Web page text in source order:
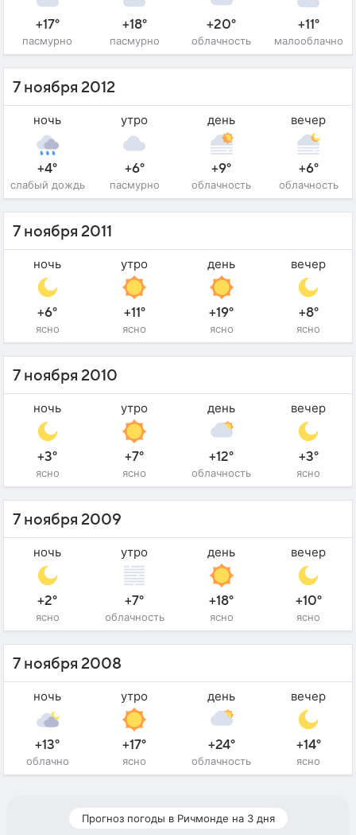
+17°
пасмурно
+18°
пасмурно
+20°
облачность
+11°
малооблачно
7 ноября 2012
ночь
+4°
слабый дождь
утро
+6°
пасмурно
день
+9°
облачность
вечер
+6°
облачность
7 ноября 2011
ночь
+6°
ясно
утро
+11°
ясно
день
+19°
ясно
вечер
+8°
ясно
7 ноября 2010
ночь
+3°
ясно
утро
+7°
ясно
день
+12°
облачность
вечер
+3°
ясно
7 ноября 2009
ночь
+2°
ясно
утро
+7°
облачность
день
+18°
ясно
вечер
+10°
ясно
7 ноября 2008
ночь
+13°
облачно
утро
+17°
ясно
день
+24°
облачность
вечер
+14°
ясно
Прогноз погоды в Ричмонде на 3 дня